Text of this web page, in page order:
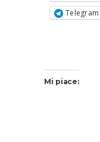
Telegram
Mi piace: